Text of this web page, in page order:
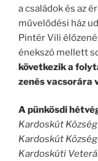
a családok és az
művelődési ház
Pintér Vili
énekszó mellett
következik a
zenés vacsorára
A pünkösdi
Kardoskút
Kardoskút
Kardoskúti